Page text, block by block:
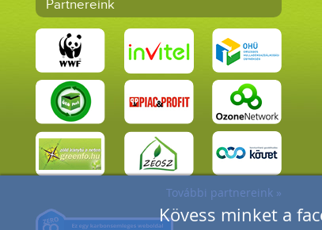
Kövess minket a
Partnereink
További partnereink »